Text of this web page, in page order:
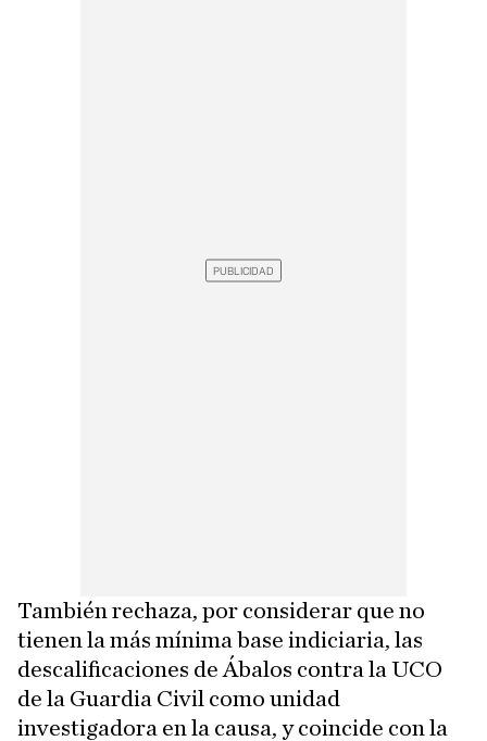
También rechaza, por considerar que no
tienen la más mínima base indiciaria, las
descalificaciones de Ábalos contra la UCO
de la Guardia Civil como unidad
investigadora en la causa, y coincide con la